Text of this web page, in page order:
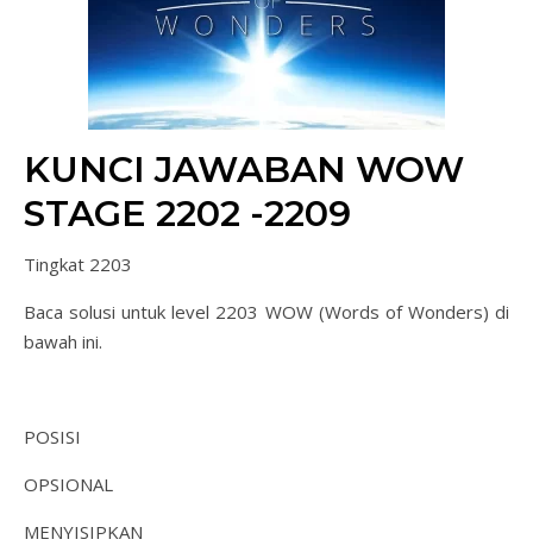
KUNCI JAWABAN WOW
STAGE 2202 -2209
Tingkat 2203
Baca solusi untuk level 2203 WOW (Words of Wonders) di
bawah ini.
POSISI
OPSIONAL
MENYISIPKAN